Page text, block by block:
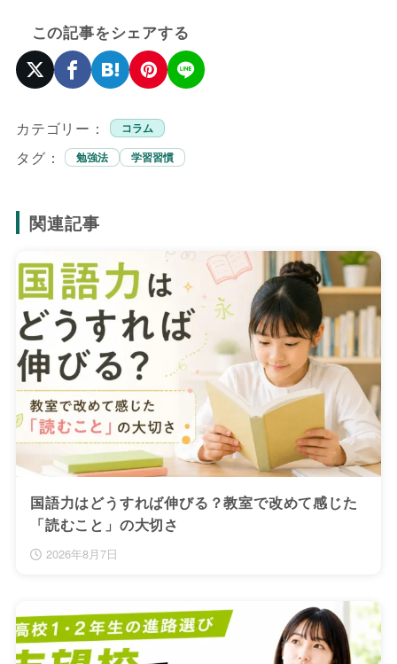
この記事をシェアする
カテゴリー： コラム
タグ： 勉強法 学習習慣
関連記事
国語力はどうすれば伸びる？教室で改めて感じた
「読むこと」の大切さ
2026年8月7日